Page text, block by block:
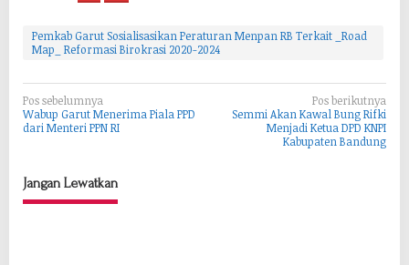
Pemkab Garut Sosialisasikan Peraturan Menpan RB Terkait _Road
Map_ Reformasi Birokrasi 2020-2024
N
a
i
g
Pos sebelumnya
Wabup Garut Menerima Piala PPD
dari Menteri PPN RI
Pos berikutnya
Semmi Akan Kawal Bung Rifki
Menjadi Ketua DPD KNPI
Kabupaten Bandung
Jangan Lewatkan